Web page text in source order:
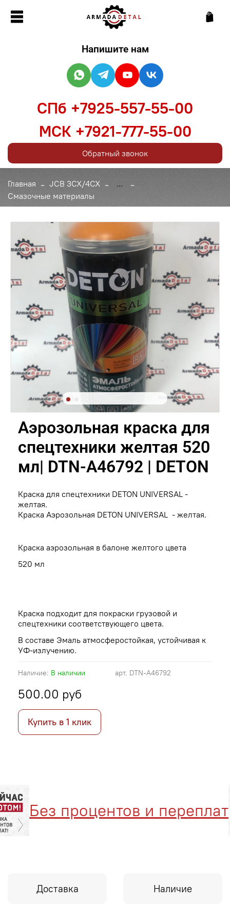
Главная JCB 3CX/4CX
...
Смазочные материалы
арт. DTN-A46792
Наличие: В наличии
Аэрозольная краска для
спецтехники желтая 520
мл| DTN-A46792 | DETON
500.00 руб
Купить в 1 клик
Краска для спецтехники DETON UNIVERSAL -
желтая.
Краска Аэрозольная DETON UNIVERSAL - желтая.
Краска аэрозольная в балоне желтого цвета
520 мл
Краска подходит для покраски грузовой и
спецтехники соответствующего цвета.
В составе Эмаль атмосферостойкая, устойчивая к
УФ-излучению.
Без процентов и переплат
Доставка Наличие
Напишите нам
СПб +7925-557-55-00
МСК +7921-777-55-00
Обратный звонок